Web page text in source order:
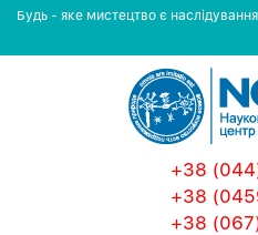
Будь - яке мистецтво є
+38
+38
+38